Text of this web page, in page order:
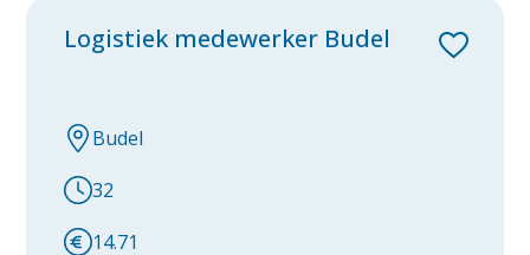
Logistiek medewerker Budel
Budel
32
14.71
Voorthuizen
Weert
Westervoort